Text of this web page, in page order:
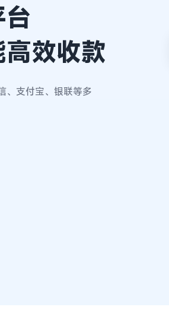
效收款
、支付宝、银联等多